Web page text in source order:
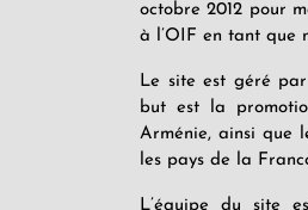
octobre 2012 pour
à l’OIF en tant que
Le site est géré
but est la
Arménie, ainsi que
les pays de la
L’équipe du site